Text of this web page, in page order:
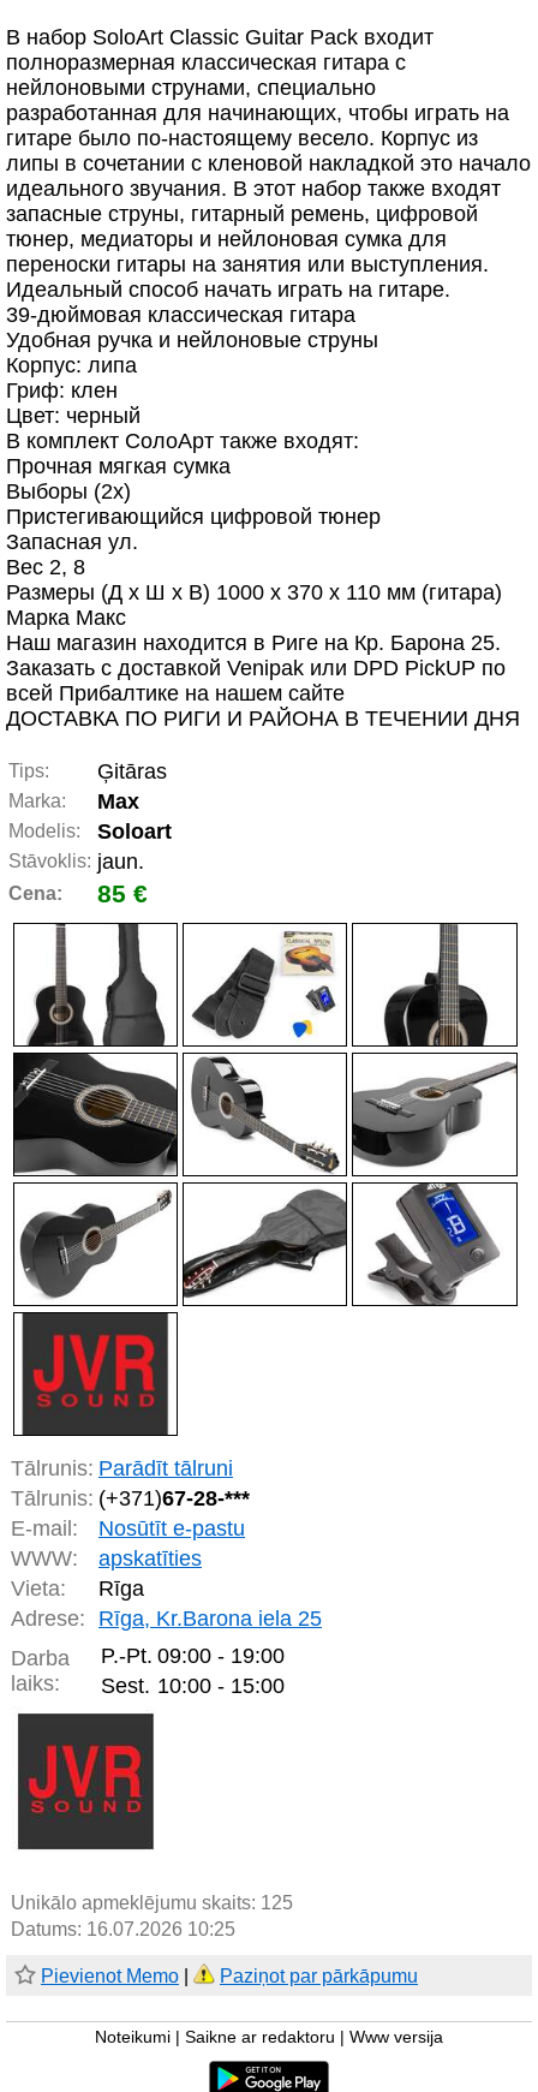
В набор SoloArt Classic Guitar Pack входит
полноразмерная классическая гитара с
нейлоновыми струнами, специально
разработанная для начинающих, чтобы играть на
гитаре было по-настоящему весело. Корпус из
липы в сочетании с кленовой накладкой это начало
идеального звучания. В этот набор также входят
запасные струны, гитарный ремень, цифровой
тюнер, медиаторы и нейлоновая сумка для
переноски гитары на занятия или выступления.
Идеальный способ начать играть на гитаре.
39-дюймовая классическая гитара
Удобная ручка и нейлоновые струны
Корпус: липа
Гриф: клен
Цвет: черный
В комплект СолоАрт также входят:
Прочная мягкая сумка
Выборы (2x)
Пристегивающийся цифровой тюнер
Запасная ул.
Вес 2, 8
Размеры (Д x Ш x В) 1000 x 370 x 110 мм (гитара)
Марка Макс
Наш магазин находится в Риге на Кр. Барона 25.
Заказать с доставкой Venipak или DPD PickUP по
всей Прибалтике на нашем сайте
ДОСТАВКА ПО РИГИ И РАЙОНА В ТЕЧЕНИИ ДНЯ
Tips: Ģitāras
Marka: Мах
Modelis: Soloart
Stāvoklis: jaun.
Cena: 85 €
Tālrunis: Parādīt tālruni
Tālrunis: (+371)67-28-***
E-mail:
Nosūtīt e-pastu
WWW:
apskatīties
Vieta:
Rīga
Adrese:
Rīga, Kr.Barona iela 25
Darba
laiks:
P.-Pt. 09:00 - 19:00
Sest. 10:00 - 15:00
Unikālo apmeklējumu skaits: 125
Datums: 16.07.2026 10:25
Pievienot Memo Paziņot par pārkāpumu
Noteikumi Saikne ar redaktoru Www versija